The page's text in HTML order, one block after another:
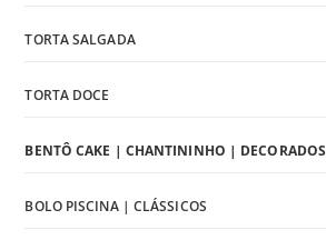
TORTA SALGADA
TORTA DOCE
BENTÔ CAKE | CHANTININHO | DECORADOS
BOLO PISCINA | CLÁSSICOS